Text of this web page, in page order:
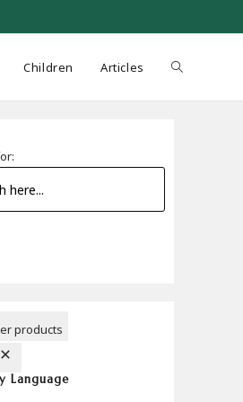
Children Articles Toggle
products
Language